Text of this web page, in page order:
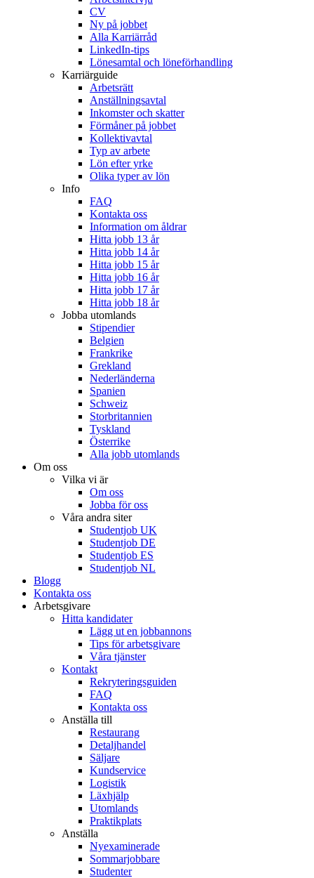
CV
Ny på jobbet
Alla Karriärråd
LinkedIn-tips
Lönesamtal och löneförhandling
Karriärguide
Arbetsrätt
Anställningsavtal
Inkomster och skatter
Förmåner på jobbet
Kollektivavtal
Typ av arbete
Lön efter yrke
Olika typer av lön
Info
FAQ
Kontakta oss
Information om åldrar
Hitta jobb 13 år
Hitta jobb 14 år
Hitta jobb 15 år
Hitta jobb 16 år
Hitta jobb 17 år
Hitta jobb 18 år
Jobba utomlands
Stipendier
Belgien
Frankrike
Grekland
Nederländerna
Spanien
Schweiz
Storbritannien
Tyskland
Österrike
Alla jobb utomlands
Om oss
Vilka vi är
Om oss
Jobba för oss
Våra andra siter
Studentjob UK
Studentjob DE
Studentjob ES
Studentjob NL
Blogg
Kontakta oss
Arbetsgivare
Hitta kandidater
Lägg ut en jobbannons
Tips för arbetsgivare
Våra tjänster
Kontakt
Rekryteringsguiden
FAQ
Kontakta oss
Anställa till
Restaurang
Detaljhandel
Säljare
Kundservice
Logistik
Läxhjälp
Utomlands
Praktikplats
Anställa
Nyexaminerade
Sommarjobbare
Studenter